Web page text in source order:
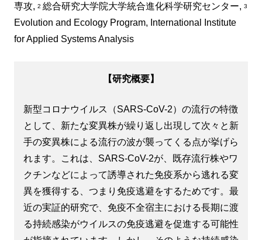
専攻, 2 総合研究大学院大学統合進化科学研究センター, 3
Evolution and Ecology Program, International Institute
for Applied Systems Analysis
【研究概要】
新型コロナウイルス（SARS-CoV-2）の流行の特徴
として、新たな変異株が繰り返し出現して次々と新
手の変異株による流行の波が襲ってくる点が挙げら
れます。これは、SARS-CoV-2が、既存流行株やワ
クチンなどによって誘導された免疫系から逃れる変
異を獲得する、つまり免疫逃避をするためです。最
近の実証的研究で、免疫不全宿主における長期に渡
る持続感染がウイルスの免疫逃避を促進する可能性